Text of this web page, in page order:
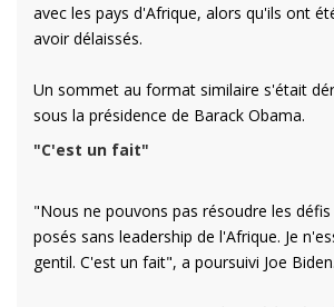
avec les pays d'Afrique, alors qu'ils ont
avoir délaissés.
Un sommet au format similaire s'était
sous la présidence de Barack Obama.
"C'est un fait"
"Nous ne pouvons pas résoudre les
posés sans leadership de l'Afrique. Je
gentil. C'est un fait", a poursuivi Joe Biden.